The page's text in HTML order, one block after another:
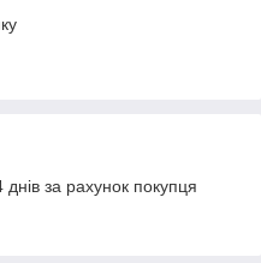
за рахунок покупця